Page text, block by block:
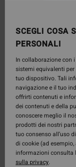
SCEGLI COSA
PERSONALI
In collaborazione con
sistemi equivalenti
tuo dispositivo. Tali
navigazione e il tuo
offrirti contenuti e
dei contenuti e della
conoscere meglio il
prodotti dei nostri
tuo consenso all’uso
di cookie (ad
informazioni consulta
sulla privacy.